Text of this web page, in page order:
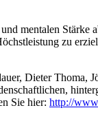
mentalen Stärke
zu
Dieter Thoma,
Sie hier: http://